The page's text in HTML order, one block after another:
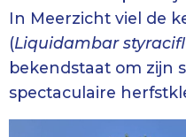
In Meerzicht viel de
(Liquidambar
bekendstaat om zijn
spectaculaire